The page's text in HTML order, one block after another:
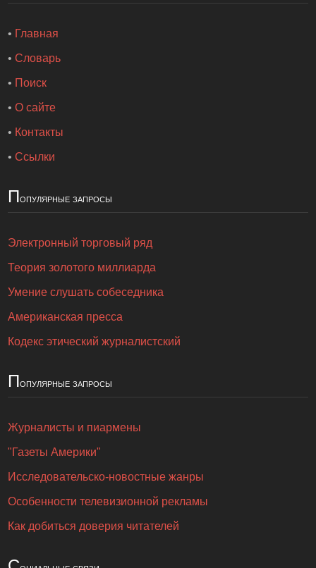
• Главная
•Словарь
• Поиск
•О сайте
• Контакты
•Ссылки
Популярные запросы
Электронный торговый ряд
Теория золотого миллиарда
Умение слушать собеседника
Американская пресса
Кодекс этический журналистский
Популярные запросы
Журналисты и пиармены
"Газеты Америки"
Исследовательско-новостные жанры
Особенности телевизионной рекламы
Как добиться доверия читателей